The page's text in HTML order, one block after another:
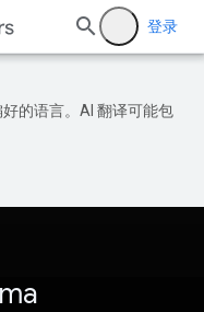
登录
的语言。AI 翻译可能包